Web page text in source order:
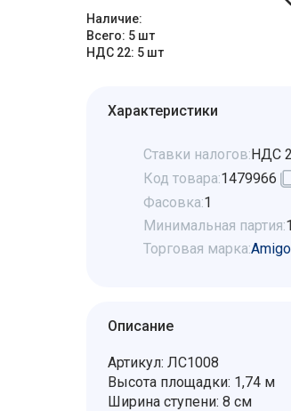
Наличие:
Всего: 5 шт
НДС 22: 5 шт
Характеристики
Ставки налогов:НДС
Код товара:1479966
Фасовка:1
Минимальная партия:1
Торговая марка:Amigo
Описание
Артикул: ЛС1008
Высота площадки: 1,74 м
Ширина ступени: 8 см